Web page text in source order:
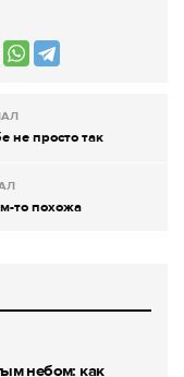
не просто так
то похожа
небом: как